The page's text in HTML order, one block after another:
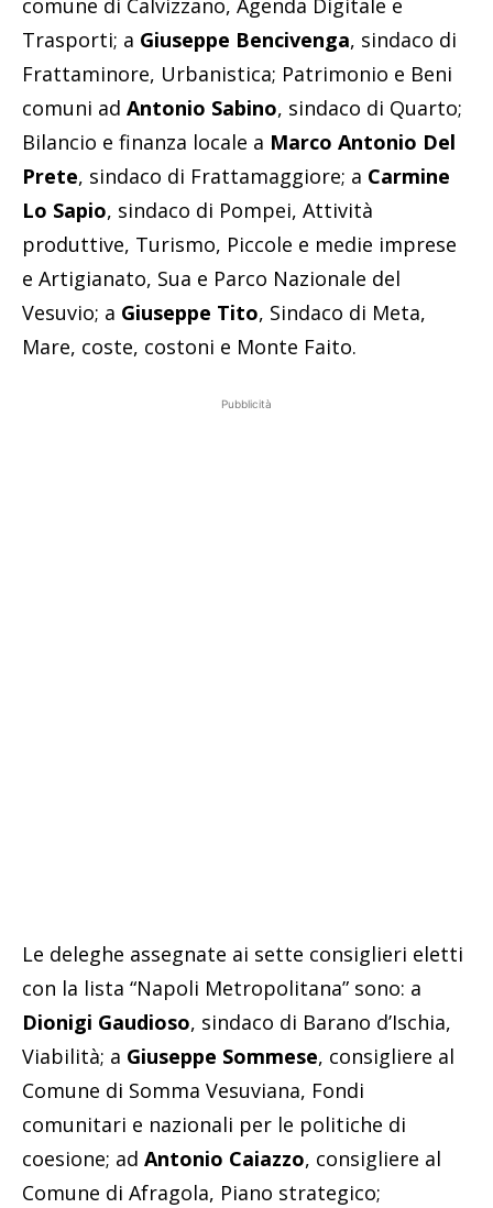
comune di Calvizzano, Agenda Digitale e
Trasporti; a Giuseppe Bencivenga, sindaco di
Frattaminore, Urbanistica; Patrimonio e Beni
comuni ad Antonio Sabino, sindaco di Quarto;
Bilancio e finanza locale a Marco Antonio Del
Prete, sindaco di Frattamaggiore; a Carmine
Lo Sapio, sindaco di Pompei, Attività
produttive, Turismo, Piccole e medie imprese
e Artigianato, Sua e Parco Nazionale del
Vesuvio; a Giuseppe Tito, Sindaco di Meta,
Mare, coste, costoni e Monte Faito.
Pubblicità
Le deleghe assegnate ai sette consiglieri eletti
con la lista “Napoli Metropolitana” sono: a
Dionigi Gaudioso, sindaco di Barano d’Ischia,
Viabilità; a Giuseppe Sommese, consigliere al
Comune di Somma Vesuviana, Fondi
comunitari e nazionali per le politiche di
coesione; ad Antonio Caiazzo, consigliere al
Comune di Afragola, Piano strategico;